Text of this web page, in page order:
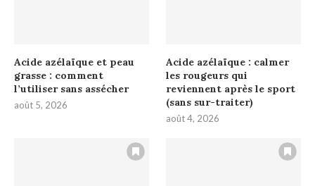
Acide azélaïque et peau
grasse : comment
l’utiliser sans assécher
août 5, 2026
Acide azélaïque : calmer
les rougeurs qui
reviennent après le sport
(sans sur-traiter)
août 4, 2026